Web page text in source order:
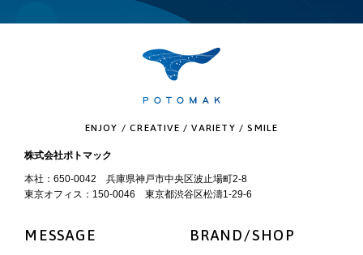
ENJOY / CREATIVE / VARIETY / SMILE
株式会社ポトマック
本社：650-0042 兵庫県神戸市中央区波止場町2-8
東京オフィス：150-0046 東京都渋谷区松濤1-29-6
MESSAGE BRAND/SHOP